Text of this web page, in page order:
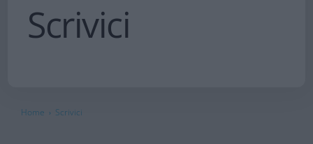
Scrivici
Home › Scrivici